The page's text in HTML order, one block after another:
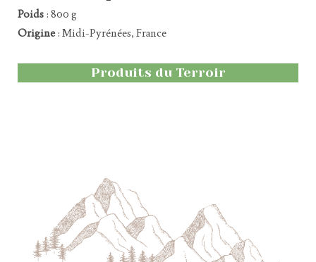
Poids : 800 g
Origine: Midi-Pyrénées, France
Produits du Terroir